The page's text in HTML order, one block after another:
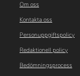
Om oss
Kontakta oss
Personuppgiftspolicy
Redaktionell policy
Bedömningsprocess